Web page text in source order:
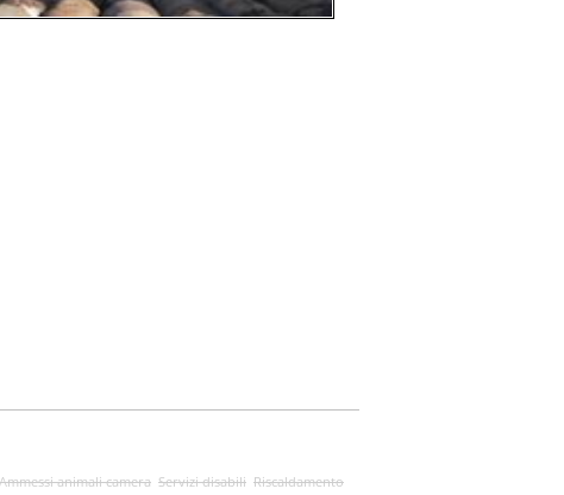
Ammessi animali camera Servizi disabili Riscaldamento